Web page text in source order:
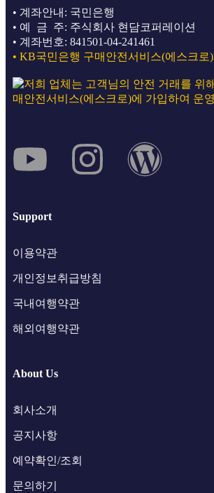
• 계좌안내: 국민은행
• 예 금 주: 주식회사 현담코퍼레이션
• 계좌번호: 841501-04-241461
• KB국민은행 구매안전서비스(에스크로)
Support
이용약관
개인정보취급방침
국내여행약관
해외여행약관
About Us
회사소개
공지사항
예약확인/조회
문의하기